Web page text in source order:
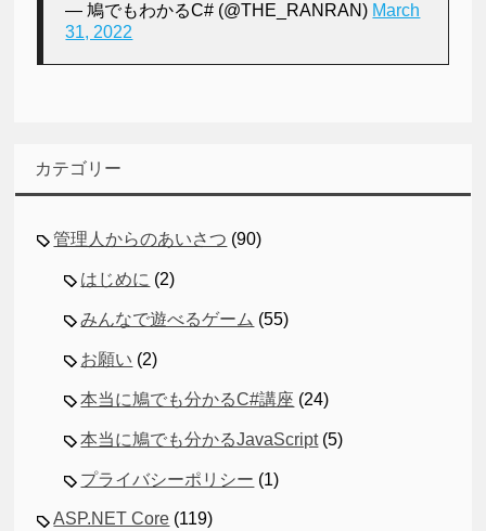
— 鳩でもわかるC# (@THE_RANRAN) March
31, 2022
カテゴリー
管理人からのあいさつ (90)
はじめに (2)
みんなで遊べるゲーム (55)
お願い (2)
本当に鳩でも分かるC#講座 (24)
本当に鳩でも分かるJavaScript(5)
プライバシーポリシー (1)
ASP.NET Core (119)